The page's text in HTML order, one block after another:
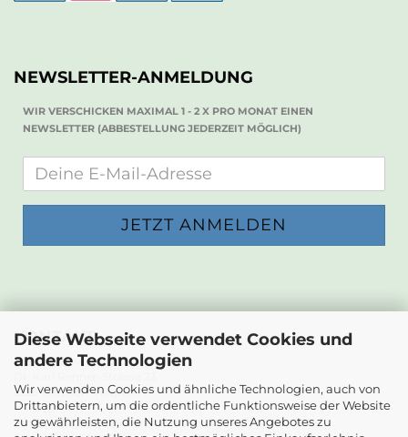
Diese Webseite verwendet Cookies und
andere Technologien
Wir verwenden Cookies und ähnliche Technologien, auch von
Drittanbietern, um die ordentliche Funktionsweise der Website
zu gewährleisten, die Nutzung unseres Angebotes zu
NEWSLETTER-ANMELDUNG
WIR VERSCHICKEN MAXIMAL 1 - 2 X PRO MONAT EINEN
NEWSLETTER (ABBESTELLUNG JEDERZEIT MÖGLICH)
KONTAKT
Die Papierwerkstatt
2232 Deutsch-Wagram
Email: info@diepapierwerkstatt.at